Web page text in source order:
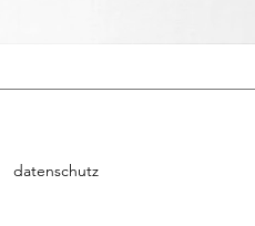
datenschutz